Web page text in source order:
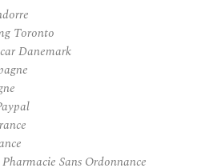
Toronto
Danemark
Sans Ordonnance